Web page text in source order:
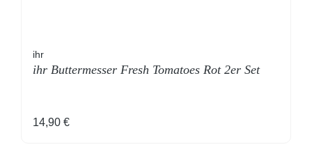
ihr
ihr Buttermesser Fresh Tomatoes Rot 2er Set
Regulärer Preis:
14,90 €